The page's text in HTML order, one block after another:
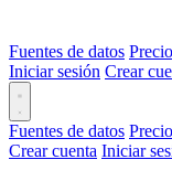
Fuentes de datos
Iniciar sesión Crear
Fuentes de datos
Crear cuenta Iniciar